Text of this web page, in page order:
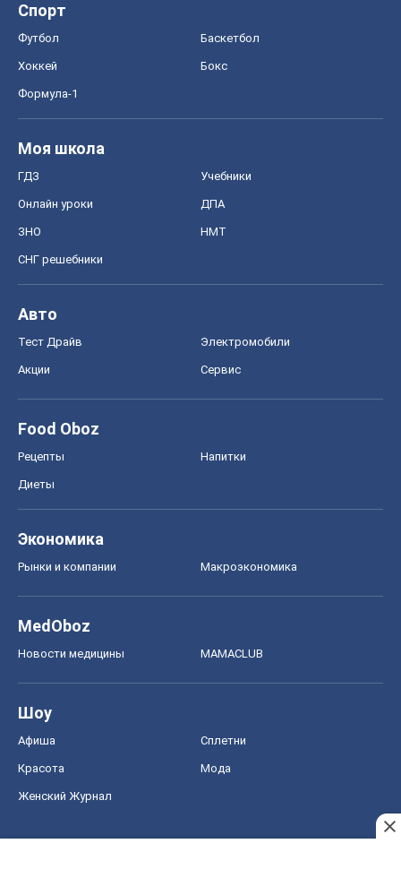
Спорт
Футбол Баскетбол
Хоккей Бокс
Формула-1
Моя школа
ГДЗ Учебники
Онлайн уроки ДПА
ЗНО НМТ
СНГ решебники
Авто
Тест Драйв Электромобили
Акции Сервис
Food Oboz
Рецепты Напитки
Диеты
Экономика
Рынки и компании Mакроэкономика
MedOboz
Новости медицины MAMACLUB
Шоу
Афиша Сплетни
Красота Мода
Женский Журнал